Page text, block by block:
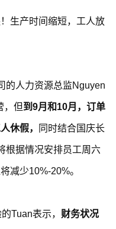
的人力资源总监Nguyen
，但到9月和10月，订单
休假， 同时结合国庆长
根据情况安排员工周六
减少10%-20%。
Tuan表示， 财务状况